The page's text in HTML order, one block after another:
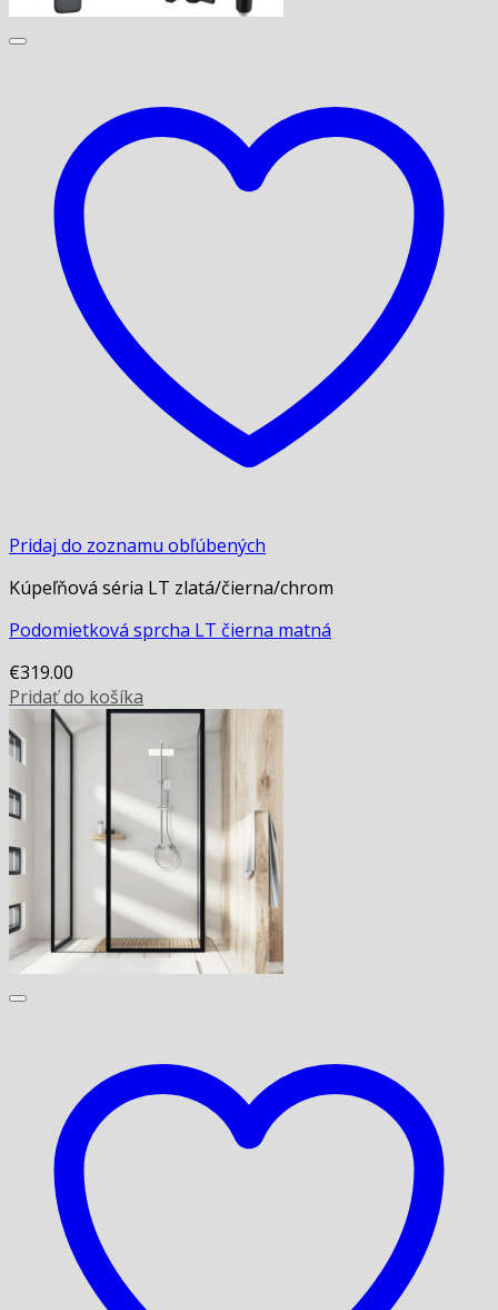
Pridaj do zoznamu obľúbených
Kúpeľňová séria LT zlatá/čierna/chrom
Podomietková sprcha LT čierna matná
€319.00
Pridať do košíka